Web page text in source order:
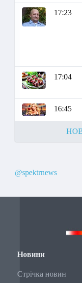
17:23
17:04
16:45
@spektrnews
Новини
Стрічка новин